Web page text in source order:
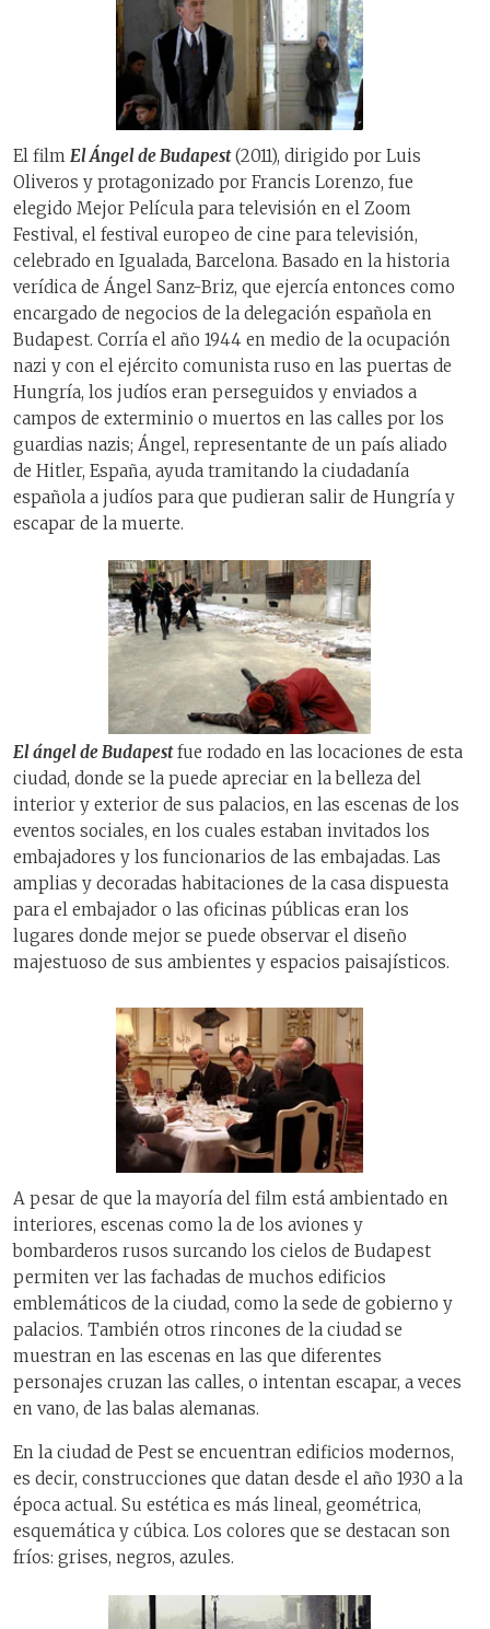
El film El Ángel de Budapest(2011), dirigido por Luis
Oliveros y protagonizado por Francis Lorenzo, fue
elegido Mejor Película para televisión en el Zoom
Festival, el festival europeo de cine para televisión,
celebrado en Igualada, Barcelona. Basado en la historia
verídica de Ángel Sanz-Briz, que ejercía entonces como
encargado de negocios de la delegación española en
Budapest. Corría el año 1944 en medio de la ocupación
nazi y con el ejército comunista ruso en las puertas de
Hungría, los judíos eran perseguidos y enviados a
campos de exterminio o muertos en las calles por los
guardias nazis; Ángel, representante de un país aliado
de Hitler, España, ayuda tramitando la ciudadanía
española a judíos para que pudieran salir de Hungría y
escapar de la muerte.
El ángel de Budapestfue rodado en las locaciones de esta
ciudad, donde se la puede apreciar en la belleza del
interior y exterior de sus palacios, en las escenas de los
eventos sociales, en los cuales estaban invitados los
embajadores y los funcionarios de las embajadas. Las
amplias y decoradas habitaciones de la casa dispuesta
para el embajador o las oficinas públicas eran los
lugares donde mejor se puede observar el diseño
majestuoso de sus ambientes y espacios paisajísticos.
A pesar de que la mayoría del film está ambientado en
interiores, escenas como la de los aviones y
bombarderos rusos surcando los cielos de Budapest
permiten ver las fachadas de muchos edificios
emblemáticos de la ciudad, como la sede de gobierno y
palacios. También otros rincones de la ciudad se
muestran en las escenas en las que diferentes
personajes cruzan las calles, o intentan escapar, a veces
en vano, de las balas alemanas.
En la ciudad de Pest se encuentran edificios modernos,
es decir, construcciones que datan desde el año 1930 a la
época actual. Su estética es más lineal, geométrica,
esquemática y cúbica. Los colores que se destacan son
fríos: grises, negros, azules.